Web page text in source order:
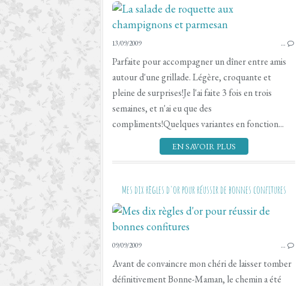
13/09/2009 …
Parfaite pour accompagner un dîner entre amis
autour d'une grillade. Légère, croquante et
pleine de surprises!Je l'ai faite 3 fois en trois
semaines, et n'ai eu que des
compliments!Quelques variantes en fonction...
EN SAVOIR PLUS
Mes dix règles d'or pour réussir de bonnes confitures
09/09/2009 …
Avant de convaincre mon chéri de laisser tomber
définitivement Bonne-Maman, le chemin a été